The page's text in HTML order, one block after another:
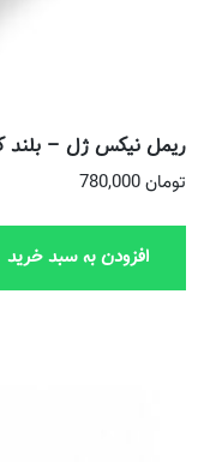
ریمل نیکس ژل – بلند
تومان
افزودن به سبد خرید